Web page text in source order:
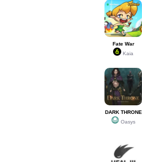
Fate War
Kaia
DARK THRONE
Oasys